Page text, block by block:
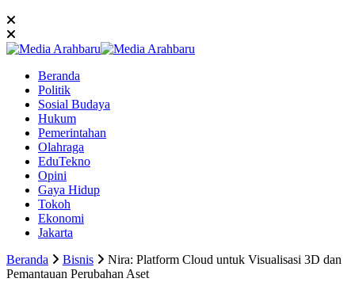
Beranda
Politik
Sosial Budaya
Hukum
Pemerintahan
Olahraga
EduTekno
Opini
Gaya Hidup
Tokoh
Ekonomi
Jakarta
Beranda
Bisnis
Nira: Platform Cloud untuk Visualisasi 3D dan
Pemantauan Perubahan Aset